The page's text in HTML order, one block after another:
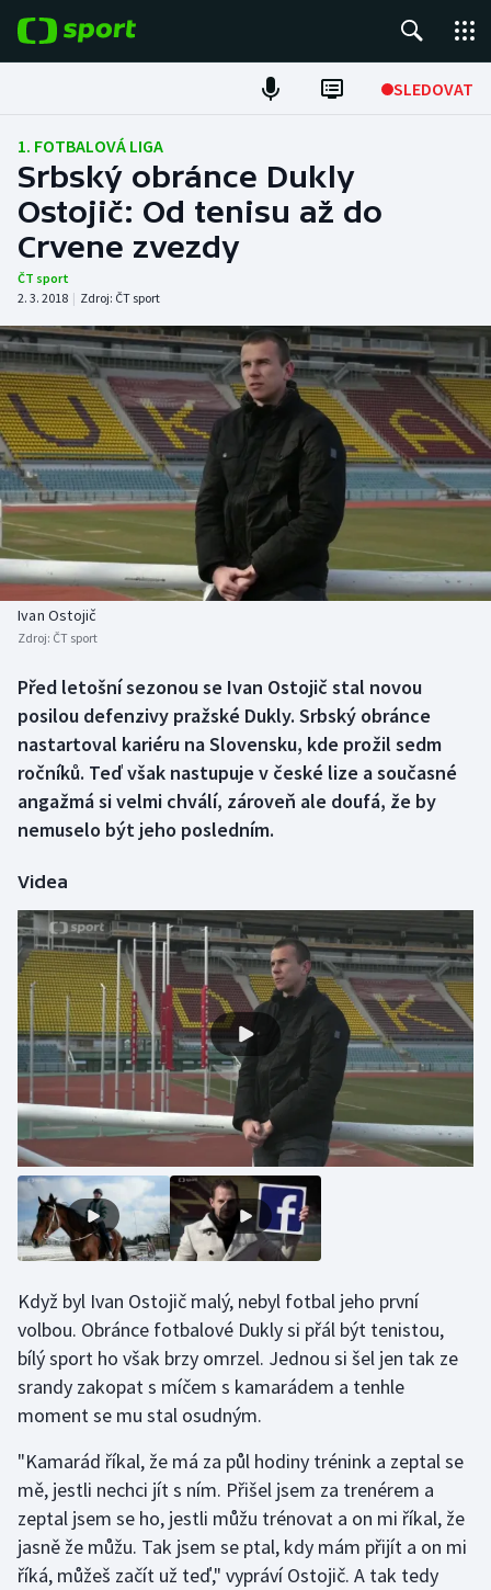
SLEDOVAT
Fotbal
Hokej
Tenis
Atletika
Cyklistika
DALŠÍ SPORTY
Americký fotbal
Baseball a softbal
Basketbal
Biatlon
Box
Curling
Dostihy
Florbal
Futsal
Golf
Gymnastika
Házená
Jezdectví
Judo
Krasobruslení
Lezení
Lyže a snowboard
Moderní pětiboj
Motorsport
Olympijské hry
Parasport
NEPŘEHLÉDNĚTE
Soutěže
Historické návraty
Aplikace ČT sport
1. FOTBALOVÁ LIGA
Srbský obránce Dukly
Ostojič: Od tenisu až do
Crvene zvezdy
ČT sport
2. 3. 2018 | Zdroj: ČT sport
Ivan Ostojič
Zdroj: ČT sport
Před letošní sezonou se Ivan Ostojič stal novou
posilou defenzivy pražské Dukly. Srbský obránce
nastartoval kariéru na Slovensku, kde prožil sedm
ročníků. Teď však nastupuje v české lize a současné
angažmá si velmi chválí, zároveň ale doufá, že by
nemuselo být jeho posledním.
Videa
Když byl Ivan Ostojič malý, nebyl fotbal jeho první
volbou. Obránce fotbalové Dukly si přál být tenistou,
bílý sport ho však brzy omrzel. Jednou si šel jen tak ze
srandy zakopat s míčem s kamarádem a tenhle
moment se mu stal osudným.
"Kamarád říkal, že má za půl hodiny trénink a zeptal se
mě, jestli nechci jít s ním. Přišel jsem za trenérem a
zeptal jsem se ho, jestli můžu trénovat a on mi říkal, že
jasně že můžu. Tak jsem se ptal, kdy mám přijít a on mi
říká, můžeš začít už teď," vypráví Ostojič. A tak tedy